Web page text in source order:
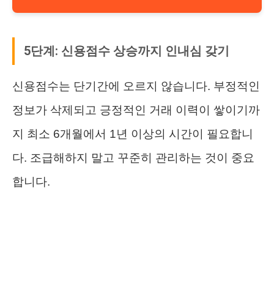
5단계: 신용점수 상승까지 인내심 갖기
신용점수는 단기간에 오르지 않습니다. 부정적인
정보가 삭제되고 긍정적인 거래 이력이 쌓이기까
지 최소 6개월에서 1년 이상의 시간이 필요합니
다. 조급해하지 말고 꾸준히 관리하는 것이 중요
합니다.